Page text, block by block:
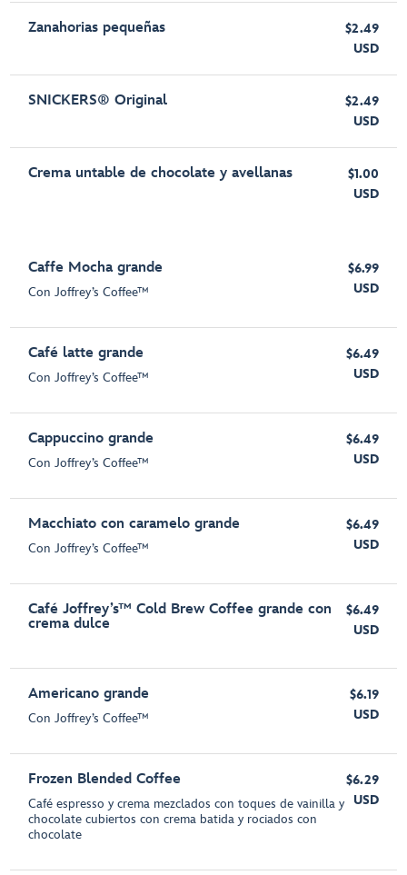
Zanahorias pequeñas
$2.49
USD
SNICKERS® Original
$2.49
USD
Crema untable de chocolate y avellanas
$1.00
USD
Caffe Mocha grande
Con Joffrey’s Coffee™
$6.99
USD
Café latte grande
Con Joffrey’s Coffee™
$6.49
USD
Cappuccino grande
Con Joffrey’s Coffee™
$6.49
USD
Macchiato con caramelo grande
Con Joffrey’s Coffee™
$6.49
USD
Café Joffrey’s™ Cold Brew Coffee grande con
crema dulce
$6.49
USD
Americano grande
Con Joffrey’s Coffee™
$6.19
USD
Frozen Blended Coffee
Café espresso y crema mezclados con toques de vainilla y
chocolate cubiertos con crema batida y rociados con
chocolate
$6.29
USD